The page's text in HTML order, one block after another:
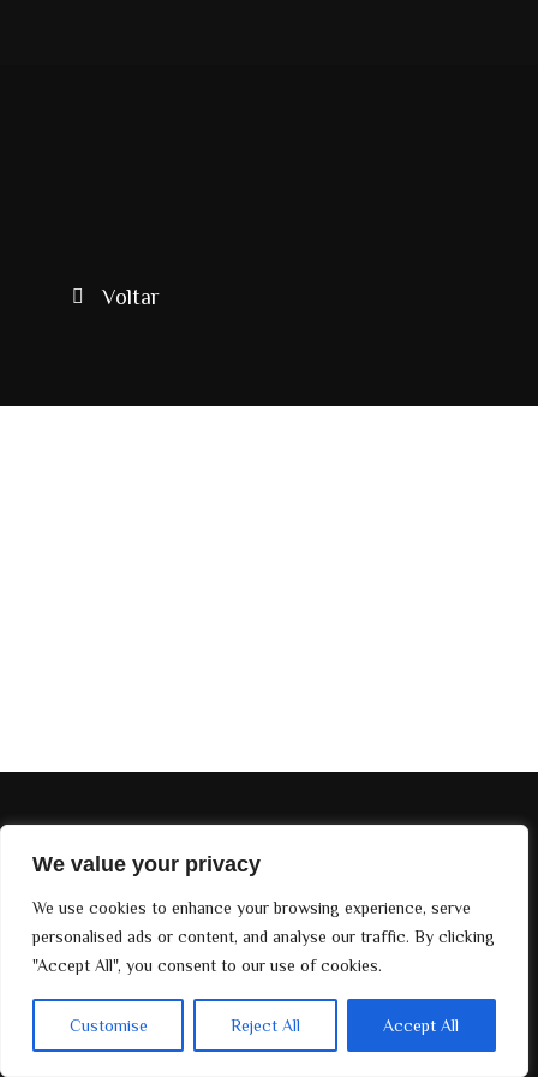
We value your privacy
We use cookies to enhance your browsing experience, serve
personalised ads or content, and analyse our traffic. By clicking
"Accept All", you consent to our use of cookies.
Customise Reject All Accept All
Voltar
EDIÇÕES DIVINE MAG
SOBRE NÓS
©. 2024Divine Magazine Paris , Todos os direitos reservados.
Desenvolvido porBay Groups